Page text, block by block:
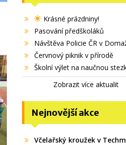
Krásné prázdniny!
Pasování předškoláků
Návštěva Policie ČR v
Červnový piknik v přírodě
Školní výlet na naučnou
Zobrazit více aktualit
Nejnovější akce
Včelařský kroužek v